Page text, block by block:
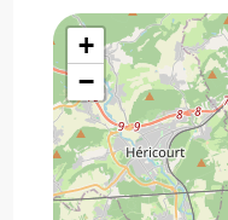
+
−